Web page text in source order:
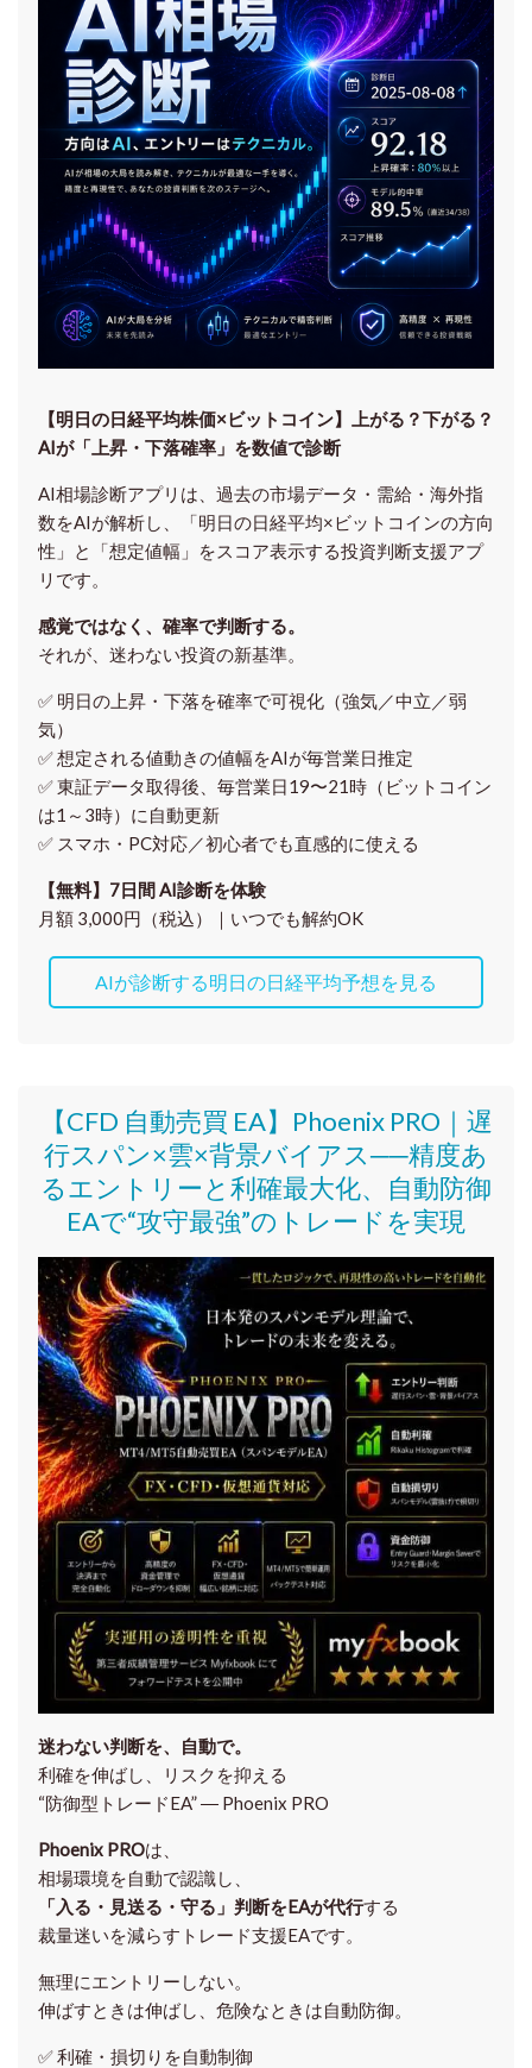
【明日の⽇経平均株価×ビットコイン】上がる？下がる？
AIが「上昇・下落確率」を数値で診断
AI相場診断アプリは、過去の市場データ・需給・海外指
数をAIが解析し、「明日の日経平均×ビットコインの方向
性」と「想定値幅」をスコア表示する投資判断支援アプ
リです。
感覚ではなく、確率で判断する。
それが、迷わない投資の新基準。
✅ 明日の上昇・下落を確率で可視化（強気／中立／弱
気）
✅ 想定される値動きの値幅をAIが毎営業日推定
✅ 東証データ取得後、 毎営業日19〜21時（ビットコイン
は1～3時）に自動更新
✅ スマホ・PC対応／初心者でも直感的に使える
【無料】7日間 AI診断を体験
月額 3,000円（税込）｜いつでも解約OK
AIが診断する明日の日経平均予想を見る
【CFD 自動売買 EA】Phoenix PRO｜遅
行スパン×雲×背景バイアス──精度あ
るエントリーと利確最大化、自動防御
EAで“攻守最強”のトレードを実現
迷わない判断を、自動で。
利確を伸ばし、リスクを抑える
“防御型トレードEA” ― Phoenix PRO
Phoenix PROは、
相場環境を自動で認識し、
「入る・見送る・守る」判断をEAが代行する
裁量迷いを減らすトレード支援EAです。
無理にエントリーしない。
伸ばすときは伸ばし、危険なときは自動防御。
✅利確・損切りを自動制御